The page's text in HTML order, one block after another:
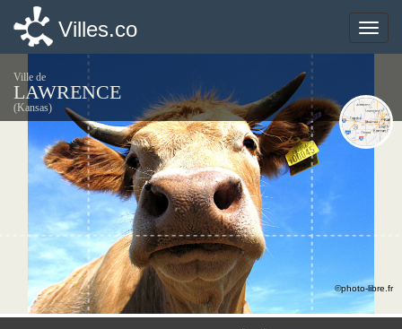
Toggle
Villes.co
Ville de
LAWRENCE
(Kansas)
©photo-libre.fr
Toggle
Villes.co